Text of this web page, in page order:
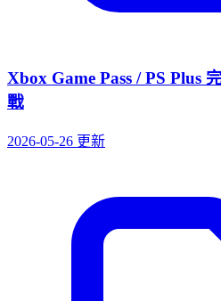
Xbox Game Pass / PS Plus
戰
2026-05-26 更新